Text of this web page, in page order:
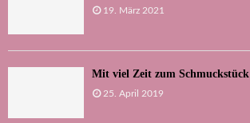
19. März 2021
Mit viel Zeit zum Schmuckstück
25. April 2019